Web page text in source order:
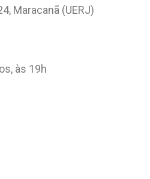
Maracanã (UERJ)
às 19h